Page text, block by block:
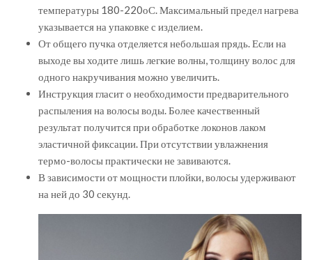
температуры 180-220оС. Максимальный предел нагрева
указывается на упаковке с изделием.
От общего пучка отделяется небольшая прядь. Если на
выходе вы ходите лишь легкие волны, толщину волос для
одного накручивания можно увеличить.
Инструкция гласит о необходимости предварительного
распыления на волосы воды. Более качественный
результат получится при обработке локонов лаком
эластичной фиксации. При отсутствии увлажнения
термо-волосы практически не завиваются.
В зависимости от мощности плойки, волосы удерживают
на ней до 30 секунд.